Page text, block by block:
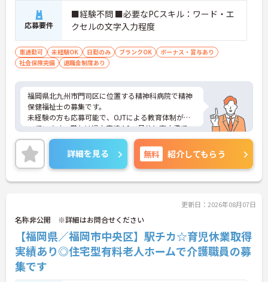
応募要件
■経験不問 ■必要なPCスキル：ワード・エ
クセルの文字入力程度
車通勤可 未経験OK 日勤のみ ブランクOK
ボーナス・賞与あり
社会保険完備
退職金制度あり
福岡県北九州市門司区に位置する精神科病院で精神
保健福祉士の募集です。
未経験の方も応募可能で、OJTによる教育体制が整
っています。賞与は過去実績4.2ヶ月分と高水準で、
モチベーションを維持しながら働ける環境です。院
内託児所を完備しており、3歳児以上は利用料無料
のため、子育てとの両立を目指す方にもおすすめで
す。マイカー通勤可能で無料駐車場も利用できま
す。ご興味のある方には、面接対策ポイントなどさ
■ 賞与実績が魅力の職場環境
安定した待遇が整った職場です
・賞与過去実績4.2ヶ月分
・昇給制度あり
詳細を見る 無料 紹介してもらう
更新日：2026年08月07日
名称非公開 ※詳細はお問合せください
【福岡県／福岡市中央区】駅チカ☆育児休業取得
実績あり◎住宅型有料老人ホームで介護職員の募
集です